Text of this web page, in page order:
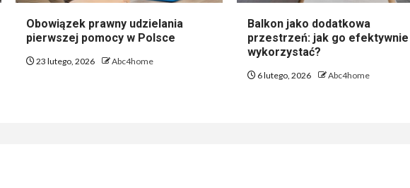
Obowiązek prawny udzielania
pierwszej pomocy w Polsce
23 lutego, 2026 Abc4home
Balkon jako dodatkowa
przestrzeń: jak go efektywnie
wykorzystać?
6 lutego, 2026 Abc4home